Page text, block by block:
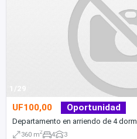
1/29
UF100,00 Oportunidad
Departamento en arriendo de 4
360 m2 4 3